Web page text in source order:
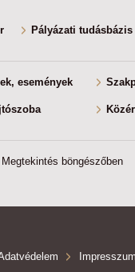
Pályázati tudásbázis
események
Megtekintés böngészőben